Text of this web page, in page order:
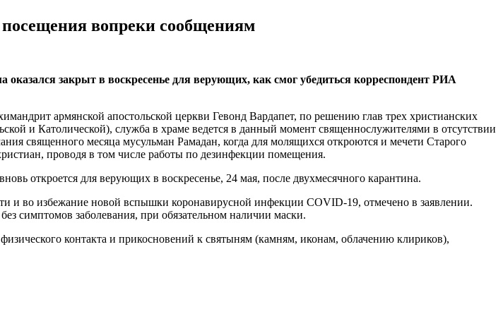
вопреки сообщениям
закрыт в воскресенье для верующих, как смог убедиться корреспондент РИА
армянской апостольской церкви Гевонд Вардапет, по решению глав трех христианских
и Католической), служба в храме ведется в данный момент священнослужителями в отсутствии
священного месяца мусульман Рамадан, когда для молящихся откроются и мечети Старого
проводя в том числе работы по дезинфекции помещения.
откроется для верующих в воскресенье, 24 мая, после двухмесячного карантина.
и во избежание новой вспышки коронавирусной инфекции COVID-19, отмечено в заявлении.
симптомов заболевания, при обязательном наличии маски.
контакта и прикосновений к святыням (камням, иконам, облачению клириков),